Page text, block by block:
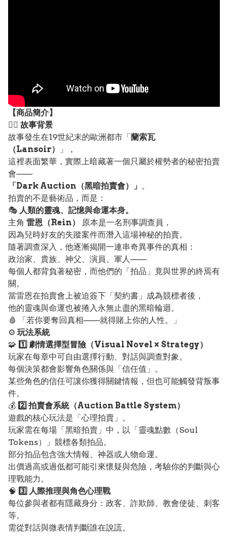
【商品簡介】
🕵️‍♂️ 故事背景
故事發生在19世紀末的歐洲都市「蘭索瓦
（Lansoir）
」，
這裡表面繁華，實際上暗藏著一個只屬於權勢者的秘密拍賣
會——
「Dark Auction（黑暗拍賣會）」 。
拍賣的不是藝術品，而是：
🎭 人類的靈魂、記憶與命運本身。
主角 雷恩（Rein）
原本是一名刑事調查員，
因為兒時好友的失蹤案件而潛入這場神秘的拍賣。
隨著調查深入，他逐漸揭開一連串奇異事件的真相：
政治家、貴族、神父、演員、軍人——
每個人都背負著秘密，而他們的「拍品」竟與世界的終焉有
關。
當雷恩在拍賣會上被迫簽下「契約書」成為競標者後，
他的靈魂與命運也被捲入永無止盡的黑暗輪迴。
🩸 「若你要奪回真相——就得賭上你的人性。」
⚙️ 玩法系統
🧩 1️⃣ 劇情選擇型冒險（Visual Novel × Strategy）
玩家在每章中可自由選擇行動、對話與調查對象。
每個決策都會影響角色關係與「信任值」。
某些角色的信任可讓你獲得關鍵情報，但也可能觸發背叛事
件。
💰 2️⃣ 拍賣會系統（Auction Battle System）
遊戲的核心玩法是「心理拍賣」。
玩家需在每場「黑暗拍賣」中，以「靈魂點數（Soul
Tokens）」競標各類拍品。
部分拍品包含強大情報、神器或人物命運。
出價過高或過低都可能引來懷疑與危險，考驗你的判斷與心
理戰能力。
🧠 3️⃣ 人際推理與角色心理戰
每位參與者都有隱藏身分：政客、詐欺師、教會使徒、刺客
等。
需從對話與微表情判斷誰在說謊。